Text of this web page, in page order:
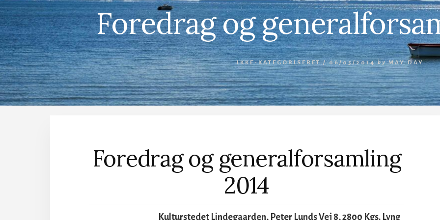
Foredrag og
IKKE-KATEGORISERET / 06/05/2014 by MAY DAY
Foredrag og generalforsamling
2014
Kulturstedet Lindegaarden, Peter Lunds Vej 8, 2800 Kgs. Lyng